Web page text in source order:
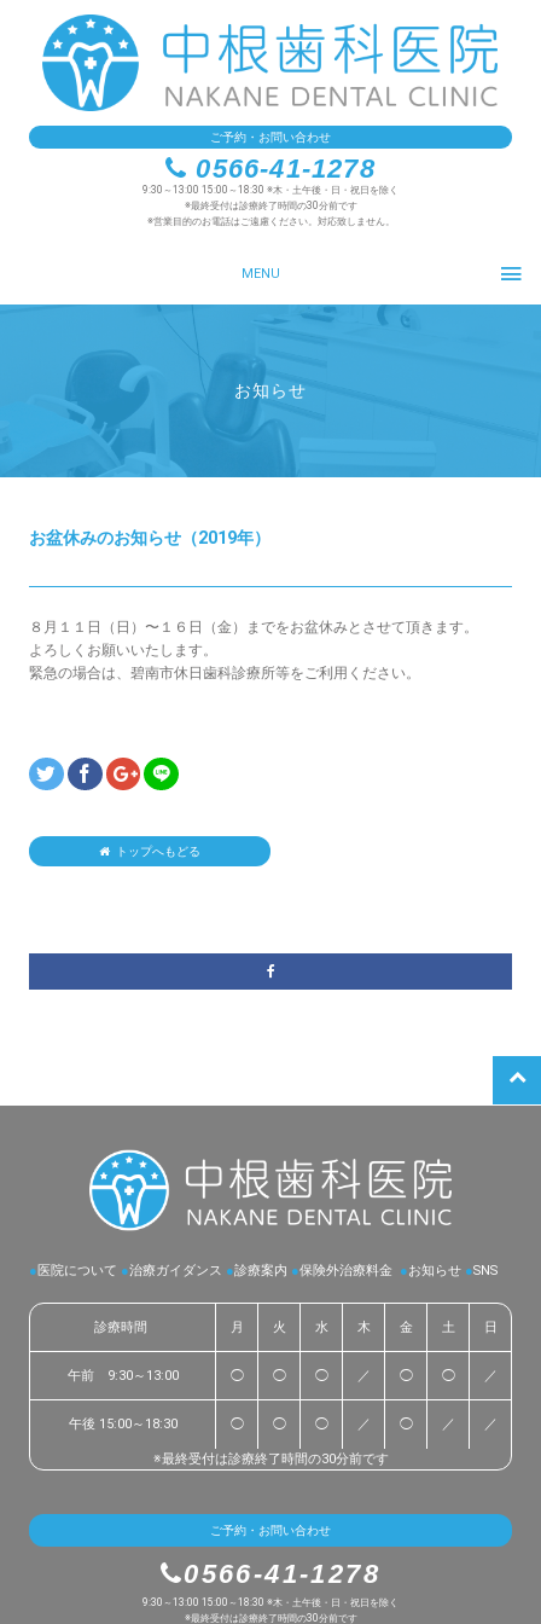
ご予約・お問い合わせ
0566-41-1278
9:30～13:00 15:00～18:30 ※木・土午後・日・祝日を除く
※最終受付は診療終了時間の30分前です
※営業目的のお電話はご遠慮ください。対応致しません。
MENU
お知らせ
お盆休みのお知らせ（2019年）
８月１１日（日）〜１６日（金）までをお盆休みとさせて頂きます。
よろしくお願いいたします。
緊急の場合は、碧南市休日歯科診療所等をご利用ください。
トップへもどる
● 医院について ●治療ガイダンス ●診療案内 ●保険外治療料金 ●お知らせ ●SNS
診療時間 月 火 水 木 金 土 日
午前 9:30～13:00 ◯ ◯ ◯ ／ ◯ ◯ ／
午後 15:00～18:30 ◯ ◯ ◯ ／ ◯ ／ ／
※最終受付は診療終了時間の30分前です
ご予約・お問い合わせ
0566-41-1278
9:30～13:00 15:00～18:30 ※木・土午後・日・祝日を除く
※最終受付は診療終了時間の30分前です